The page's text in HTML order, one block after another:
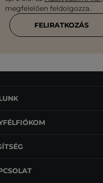
megfelelően feldolgozza.
FELIRATKOZÁS